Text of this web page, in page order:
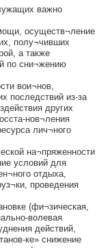
важно
осуществ¬ление
полу¬чивших
а также
по сни¬жению
вои¬нов,
последствий из-за
других
нов¬ления
лич¬ного
на¬пряженности
условий для
отдыха,
проведения
(фи¬зическая,
волевая
действий,
ке» снижение